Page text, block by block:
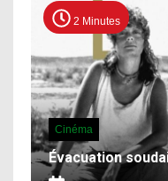
2 Minutes
Cinéma
Évacuation